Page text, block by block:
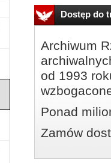
Dostęp do
Archiwum
od 1993
Ponad
Zamów